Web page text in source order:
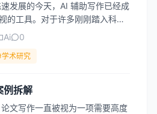
发展的今天，AI 辅助写作已经成
的工具。对于许多刚刚踏入科研
文写作这座大山，常常感到无从
Ai 0
术研究
例拆解
文写作一直被视为一项需要高度